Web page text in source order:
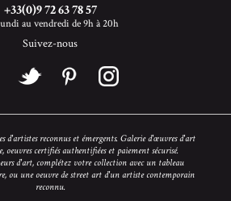
+33(0)9 72 63 78 57
au vendredi de 9h à 20h
Suivez-nous
d'artistes reconnus et émergents. Galerie d'œuvres d'art
oeuvres certifiés authentifiées et paiement sécurisé.
d'art, complétez votre collection avec un tableau
ou une oeuvre de street art d'un artiste contemporain
reconnu.